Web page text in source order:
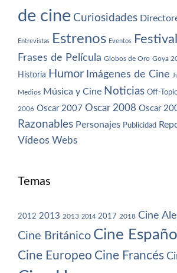
de cine Curiosidades
Entrevistas Estrenos Eventos
Frases de Película Globos de Oro Goya
Historia Humor Imágenes de Cine
Medios Música y Cine Noticias Off-Topic
2006 Oscar 2007 Oscar 2008 Oscar
Razonables Personajes Publicidad
Vídeos Webs
Temas
2012 2013 2013 2014 2017 2018 Cine
Cine Británico Cine Español
Cine Europeo Cine Francés